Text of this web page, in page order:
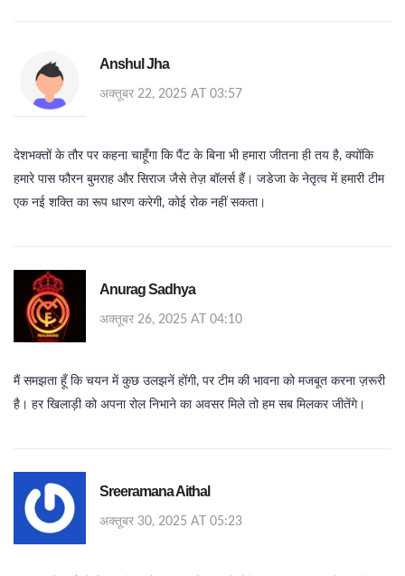
Anshul Jha
अक्तूबर 22, 2025 AT 03:57
देशभक्तों के तौर पर कहना चाहूँगा कि पैंट के बिना भी हमारा जीतना ही तय है, क्योंकि
हमारे पास फौरन बुमराह और सिराज जैसे तेज़ बॉलर्स हैं। जडेजा के नेतृत्व में हमारी टीम
एक नई शक्ति का रूप धारण करेगी, कोई रोक नहीं सकता।
Anurag Sadhya
अक्तूबर 26, 2025 AT 04:10
मैं समझता हूँ कि चयन में कुछ उलझनें होंगी, पर टीम की भावना को मजबूत करना ज़रूरी
है। हर खिलाड़ी को अपना रोल निभाने का अवसर मिले तो हम सब मिलकर जीतेंगे।
Sreeramana Aithal
अक्तूबर 30, 2025 AT 05:23